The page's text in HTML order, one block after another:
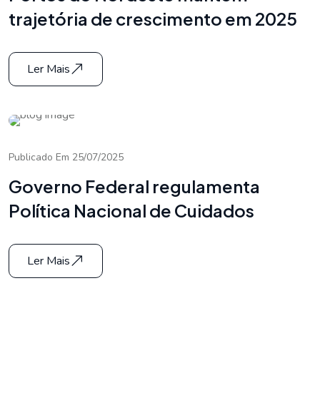
trajetória de crescimento em 2025
Ler Mais
Publicado Em 25/07/2025
Governo Federal regulamenta
Política Nacional de Cuidados
Ler Mais